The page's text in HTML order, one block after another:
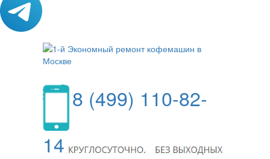
8 (499) 110-82-
14